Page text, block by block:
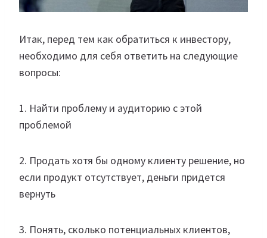
Итак, перед тем как обратиться к инвестору,
необходимо для себя ответить на следующие
вопросы:
1. Найти проблему и аудиторию с этой
проблемой
2. Продать хотя бы одному клиенту решение, но
если продукт отсутствует, деньги придется
вернуть
3. Понять, сколько потенциальных клиентов,